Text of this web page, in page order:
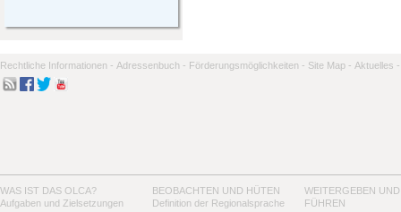
Rechtliche Informationen - Adressenbuch - Förderungsmöglichkeiten - Site Map - Aktuelles -
WAS IST DAS OLCA?
Aufgaben und Zielsetzungen
BEOBACHTEN UND HÜTEN
Definition der Regionalsprache
WEITERGEBEN UND
FÜHREN